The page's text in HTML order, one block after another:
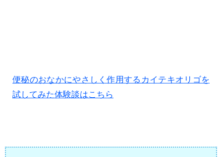
便秘のおなかにやさしく作用するカイテキオリゴを
試してみた体験談はこちら